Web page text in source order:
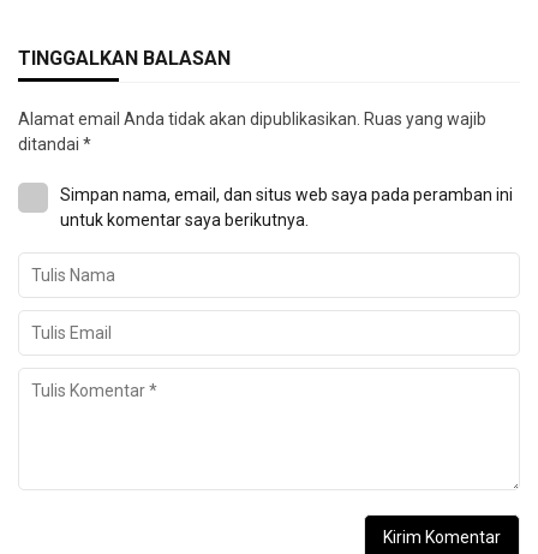
TINGGALKAN BALASAN
Alamat email Anda tidak akan dipublikasikan. Ruas yang wajib
ditandai *
Simpan nama, email, dan situs web saya pada peramban ini
untuk komentar saya berikutnya.